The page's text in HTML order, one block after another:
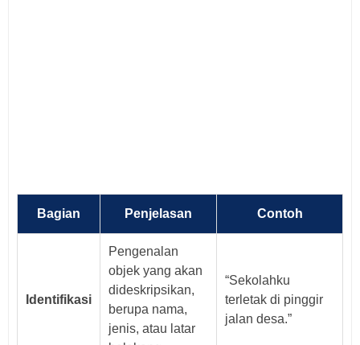
Bagian Penjelasan Contoh
Identifikasi
Pengenalan
objek yang akan
dideskripsikan,
berupa nama,
jenis, atau latar
“Sekolahku
terletak di pinggir
jalan desa.”